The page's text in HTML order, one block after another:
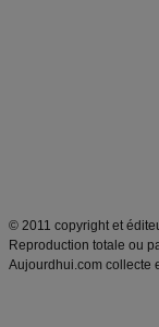
© 2011 copyright et
Reproduction totale ou
Aujourdhui.com collecte